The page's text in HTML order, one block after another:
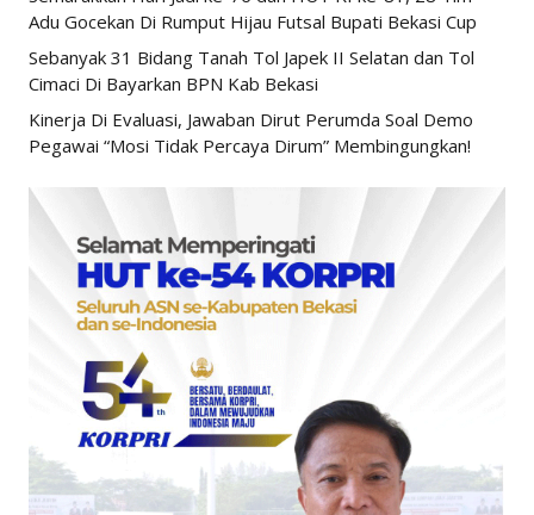
Adu Gocekan Di Rumput Hijau Futsal Bupati Bekasi Cup
Sebanyak 31 Bidang Tanah Tol Japek II Selatan dan Tol
Cimaci Di Bayarkan BPN Kab Bekasi
Kinerja Di Evaluasi, Jawaban Dirut Perumda Soal Demo
Pegawai “Mosi Tidak Percaya Dirum” Membingungkan!